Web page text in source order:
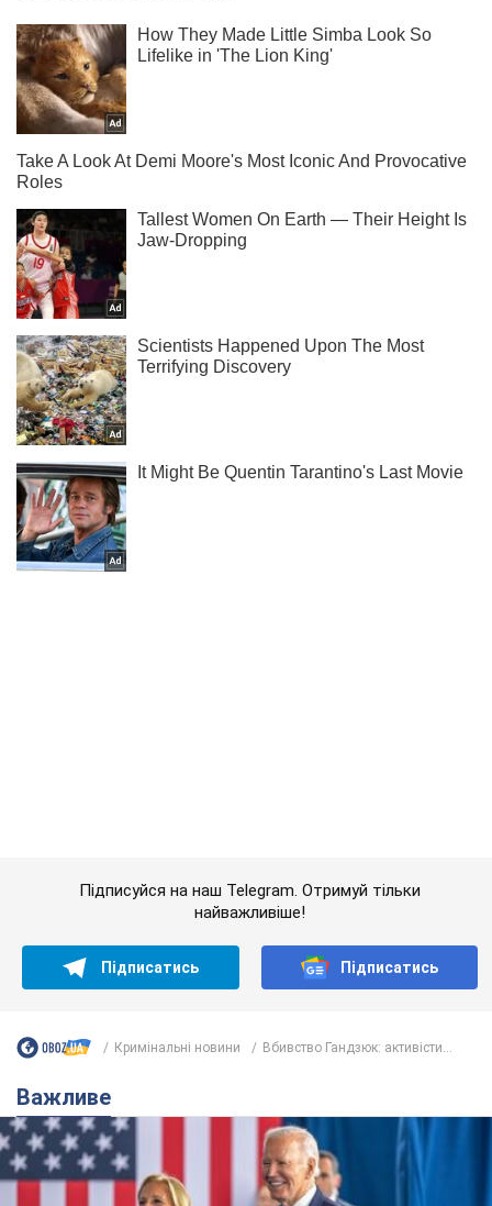
Дружина тяжкохворого Джо Байдена назвала
перший симптом, який сигналізував про його
"агресивний" рак
Спершу лікарі не надали цьому належної уваги